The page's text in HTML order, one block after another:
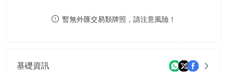
暫無外匯交易類牌照，請注意風險！
基礎資訊